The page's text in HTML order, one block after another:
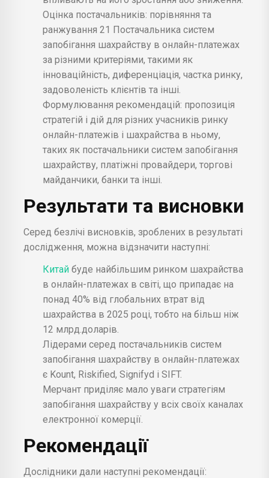
Оцінка постачальників: порівняння та
ранжування 21 Постачальника систем
запобігання шахрайству в онлайн-платежах
за різними критеріями, такими як
інноваційність, диференціація, частка ринку,
задоволеність клієнтів та інші.
Формулювання рекомендацій: пропозиція
стратегій і дій для різних учасників ринку
онлайн-платежів і шахрайства в ньому,
таких як постачальники систем запобігання
шахрайству, платіжні провайдери, торгові
майданчики, банки та інші.
Результати та висновки
Серед безлічі висновків, зроблених в результаті
дослідження, можна відзначити наступні:
Китай буде найбільшим ринком шахрайства
в онлайн-платежах в світі, що припадає на
понад 40% від глобальних втрат від
шахрайства в 2025 році, тобто на більш ніж
12 млрд.доларів.
Лідерами серед постачальників систем
запобігання шахрайству в онлайн-платежах
є Kount, Riskified, Signifyd і SIFT.
Мерчант приділяє мало уваги стратегіям
запобігання шахрайству у всіх своїх каналах
електронної комерції.
Рекомендації
Дослідники дали наступні рекомендації: